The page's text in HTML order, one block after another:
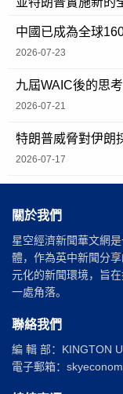
中國已成為全球
2026-07-23
九屆WAIC後的思
2026-07-21
特朗普威脅對伊朗
2026-07-17
關於我們
星空經濟新聞華文網
體，作為英中新聞分
元化的新聞環境，旨
一處角落。
聯絡我們
編 輯 部：KINGTON
電子郵箱：